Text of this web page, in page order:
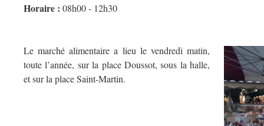
Horaire : 08h00 - 12h30
Le marché alimentaire a lieu le vendredi matin,
toute l’année, sur la place Doussot, sous la halle,
et sur la place Saint-Martin.